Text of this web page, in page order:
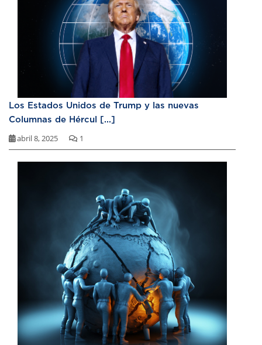
Los Estados Unidos de Trump y las nuevas
Columnas de Hércul [...]
abril 8, 2025 1